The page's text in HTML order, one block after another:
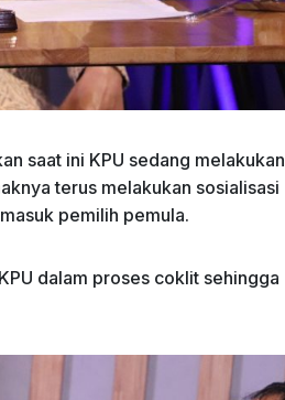
saat ini KPU sedang melakukan
terus melakukan sosialisasi
pemilih pemula.
dalam proses coklit sehingga